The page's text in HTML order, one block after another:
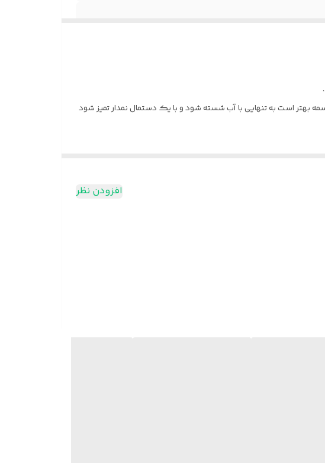
بهتر است به تنهایی با آب شسته شود و با یک دستمال نمدار تمیز شود‌
افزودن نظر